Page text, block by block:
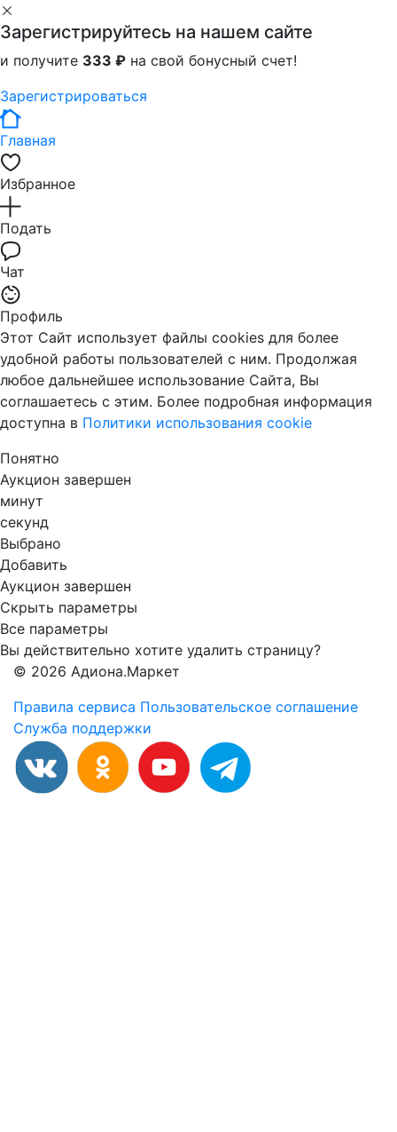
Зарегистрируйтесь на нашем сайте
и получите 333 ₽ на свой бонусный счет!
Зарегистрироваться
Главная
Избранное
Подать
Чат
Профиль
Этот Сайт использует файлы cookies для более
удобной работы пользователей с ним. Продолжая
любое дальнейшее использование Сайта, Вы
соглашаетесь с этим. Более подробная информация
доступна в Политики использования cookie
Понятно
Аукцион завершен
минут
секунд
Выбрано
Добавить
Аукцион завершен
Скрыть параметры
Все параметры
Вы действительно хотите удалить страницу?
© 2026 Адиона.Маркет
Правила сервиса Пользовательское соглашение
Служба поддержки